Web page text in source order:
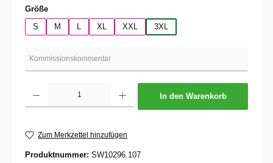
Größeauswählen
S
M XL XXL 3XL
In den Warenkorb
Zum Merkzettel hinzufügen
Produktnummer: SW10296.107